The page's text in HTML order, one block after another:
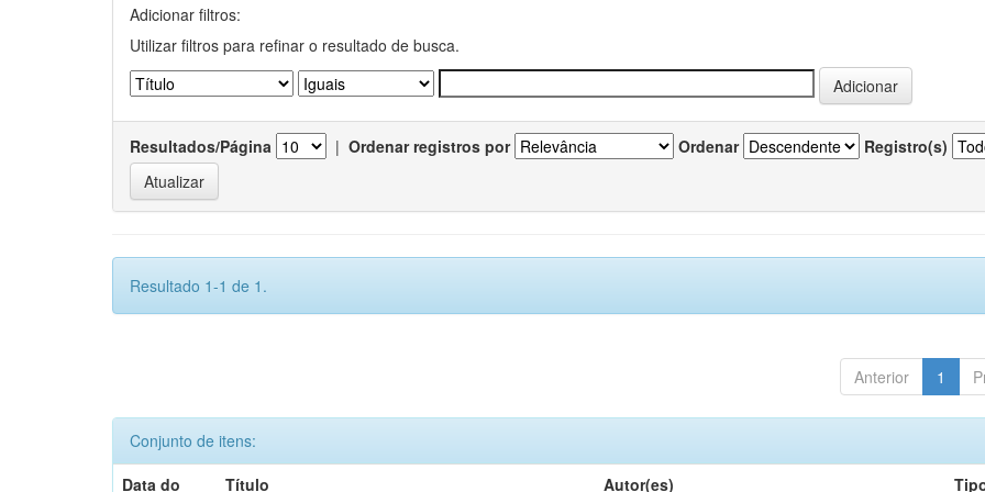
Adicionar filtros:
Utilizar filtros para refinar o resultado de busca.
Resultados/Página | Ordenar registros por Ordenar Registro(s)
Resultado 1-1 de 1.
Anterior 1
Conjunto de itens:
Data do
Título Autor(es)